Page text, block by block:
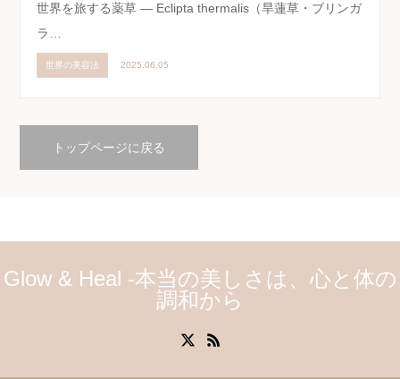
世界を旅する薬草 ― Eclipta thermalis（旱蓮草・ブリンガ
ラ…
世界の美容法 2025.06.05
トップページに戻る
Glow & Heal -本当の美しさは、心と体の
調和から